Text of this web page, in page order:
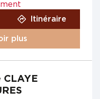
Itinéraire
plus
CLAYE